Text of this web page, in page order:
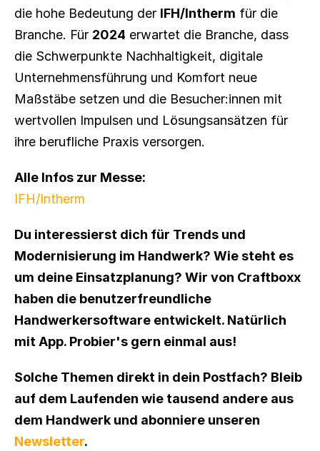
die hohe Bedeutung der IFH/Intherm für die
Branche. Für 2024 erwartet die Branche, dass
die Schwerpunkte Nachhaltigkeit, digitale
Unternehmensführung und Komfort neue
Maßstäbe setzen und die Besucher:innen mit
wertvollen Impulsen und Lösungsansätzen für
ihre berufliche Praxis versorgen.
Alle Infos zur Messe:
IFH/Intherm
Du interessierst dich für Trends und
Modernisierung im Handwerk? Wie steht es
um deine Einsatzplanung? Wir von Craftboxx
haben die benutzerfreundliche
Handwerkersoftware entwickelt. Natürlich
mit App. Probier's gern einmal aus!
Solche Themen direkt in dein Postfach? Bleib
auf dem Laufenden wie tausend andere aus
Newsletter.